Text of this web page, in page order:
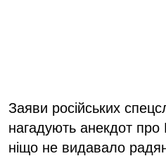
Заяви російських
нагадують анекдот про
ніщо не видавало